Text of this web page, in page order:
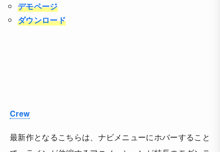
デモページ
ダウンロード
Crew
最新作となるこちらは、ナビメニューにホバーすること